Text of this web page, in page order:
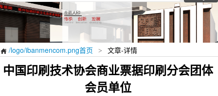
 /logo/ibanmencom.png首页 > 文章-详情
中国印刷技术协会商业票据印刷分会团体
会员单位